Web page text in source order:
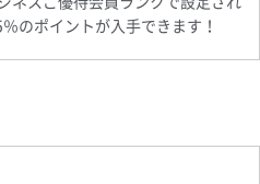
のポイントが入手できます！